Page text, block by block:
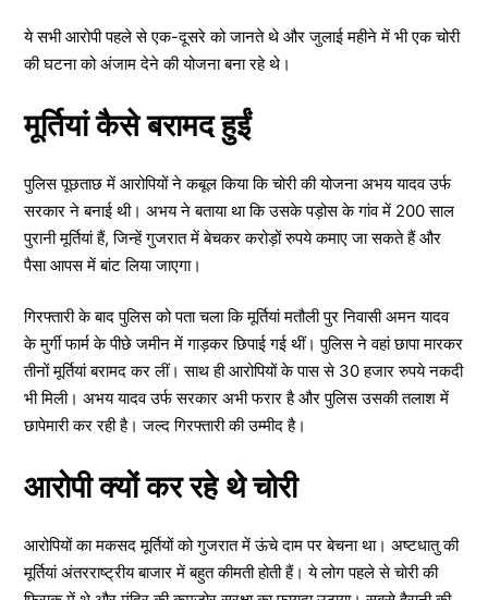
ये सभी आरोपी पहले से एक-दूसरे को जानते थे और जुलाई महीने में भी एक चोरी
की घटना को अंजाम देने की योजना बना रहे थे।
मूर्तियां कैसे बरामद हुईं
पुलिस पूछताछ में आरोपियों ने कबूल किया कि चोरी की योजना अभय यादव उर्फ
सरकार ने बनाई थी। अभय ने बताया था कि उसके पड़ोस के गांव में 200 साल
पुरानी मूर्तियां हैं, जिन्हें गुजरात में बेचकर करोड़ों रुपये कमाए जा सकते हैं और
पैसा आपस में बांट लिया जाएगा।
गिरफ्तारी के बाद पुलिस को पता चला कि मूर्तियां मतौली पुर निवासी अमन यादव
के मुर्गी फार्म के पीछे जमीन में गाड़कर छिपाई गई थीं। पुलिस ने वहां छापा मारकर
तीनों मूर्तियां बरामद कर लीं। साथ ही आरोपियों के पास से 30 हजार रुपये नकदी
भी मिली। अभय यादव उर्फ सरकार अभी फरार है और पुलिस उसकी तलाश में
छापेमारी कर रही है। जल्द गिरफ्तारी की उम्मीद है।
आरोपी क्यों कर रहे थे चोरी
आरोपियों का मकसद मूर्तियों को गुजरात में ऊंचे दाम पर बेचना था। अष्टधातु की
मूर्तियां अंतरराष्ट्रीय बाजार में बहुत कीमती होती हैं। ये लोग पहले से चोरी की